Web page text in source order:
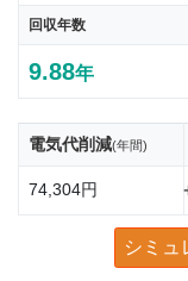
回収年数
9.88年
電気代削減(年間)
74,304円
シミュ